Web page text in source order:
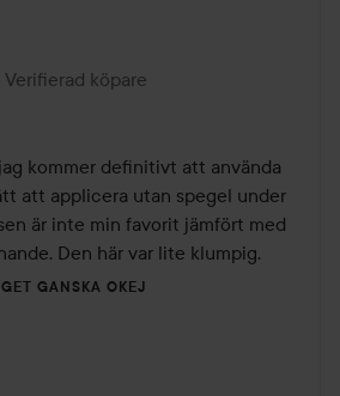
Verifierad köpare
kommer definitivt att använda
att applicera utan spegel under
Den här var lite klumpig.
GANSKA OKEJ